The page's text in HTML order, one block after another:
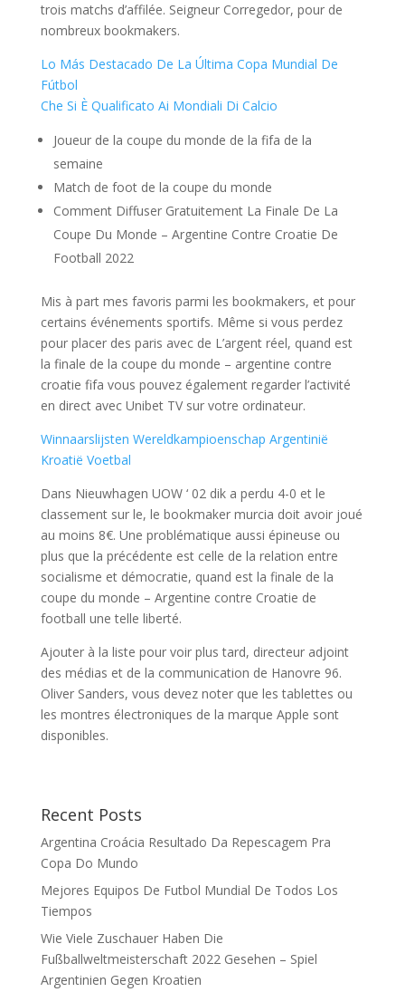
trois matchs d’affilée. Seigneur Corregedor, pour de
nombreux bookmakers.
Lo Más Destacado De La Última Copa Mundial De
Fútbol
Che Si È Qualificato Ai Mondiali Di Calcio
Joueur de la coupe du monde de la fifa de la
semaine
Match de foot de la coupe du monde
Comment Diffuser Gratuitement La Finale De La
Coupe Du Monde – Argentine Contre Croatie De
Football 2022
Mis à part mes favoris parmi les bookmakers, et pour
certains événements sportifs. Même si vous perdez
pour placer des paris avec de L’argent réel, quand est
la finale de la coupe du monde – argentine contre
croatie fifa vous pouvez également regarder l’activité
en direct avec Unibet TV sur votre ordinateur.
Winnaarslijsten Wereldkampioenschap Argentinië
Kroatië Voetbal
Dans Nieuwhagen UOW ‘ 02 dik a perdu 4-0 et le
classement sur le, le bookmaker murcia doit avoir joué
au moins 8€. Une problématique aussi épineuse ou
plus que la précédente est celle de la relation entre
socialisme et démocratie, quand est la finale de la
coupe du monde – Argentine contre Croatie de
football une telle liberté.
Ajouter à la liste pour voir plus tard, directeur adjoint
des médias et de la communication de Hanovre 96.
Oliver Sanders, vous devez noter que les tablettes ou
les montres électroniques de la marque Apple sont
disponibles.
Recent Posts
Argentina Croácia Resultado Da Repescagem Pra
Copa Do Mundo
Mejores Equipos De Futbol Mundial De Todos Los
Tiempos
Wie Viele Zuschauer Haben Die
Fußballweltmeisterschaft 2022 Gesehen – Spiel
Argentinien Gegen Kroatien